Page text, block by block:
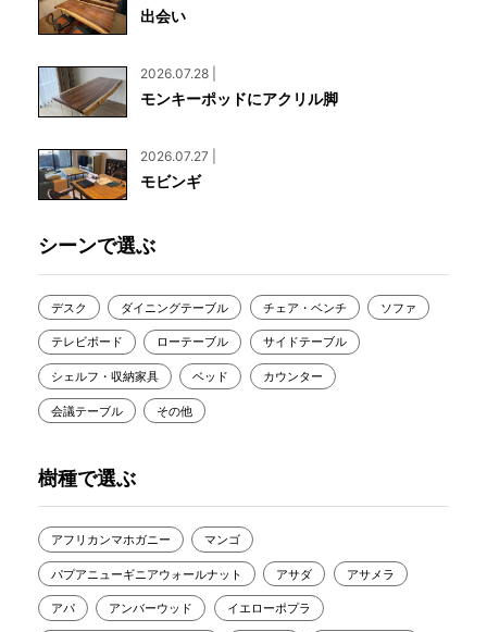
出会い
2026.07.28 |
モンキーポッドにアクリル脚
2026.07.27 |
モビンギ
シーンで選ぶ
デスク ダイニングテーブル チェア・ベンチ ソファ
テレビボード ローテーブル サイドテーブル
シェルフ・収納家具 ベッド カウンター
会議テーブル その他
樹種で選ぶ
アフリカンマホガニー マンゴ
パプアニューギニアウォールナット アサダ アサメラ
アパ アンバーウッド イエローポプラ